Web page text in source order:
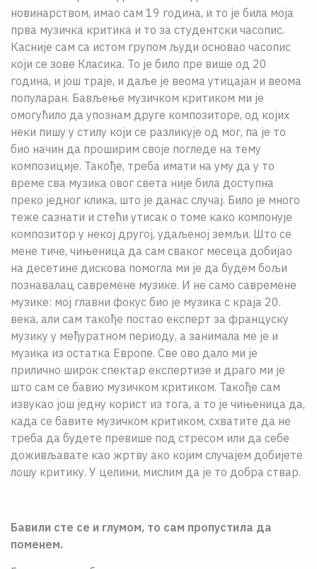
новинарством, имао сам 19 година, и то је била моја
прва музичка критика и то за студентски часопис.
Касније сам са истом групом људи основао часопис
који се зове Класика. То је било пре више од 20
година, и још траје, и даље је веома утицајан и веома
популаран. Бављење музичком критиком ми је
омогућило да упознам друге композиторе, од којих
неки пишу у стилу који се разликује од мог, па је то
био начин да проширим своје погледе на тему
композиције. Такође, треба имати на уму да у то
време сва музика овог света ниjе била доступна
преко једног клика, што је данас случај. Било је много
теже сазнати и стећи утисак о томе како компонује
композитор у некој другој, удаљеној земљи. Што се
мене тиче, чињеница да сам сваког месеца добијао
на десетине дискова помогла ми је да будем бољи
познавалац савремене музике. И не само савремене
музике: мој главни фокус био је музика с краја 20.
века, али сам такође постао експерт за француску
музику у међуратном периоду, а занимала ме је и
музика из остатка Европе. Све ово дало ми је
прилично широк спектар експертизе и драго ми је
што сам се бавио музичком критиком. Такође сам
извукао још једну корист из тога, а то је чињеница да,
када се бавите музичком критиком, схватите да не
треба да будете превише под стресом или да себе
доживљавате као жртву ако којим случајем добијете
лошу критику. У целини, мислим да је то добра ствар.
Бавили сте се и глумом, то сам пропустила да
поменем.